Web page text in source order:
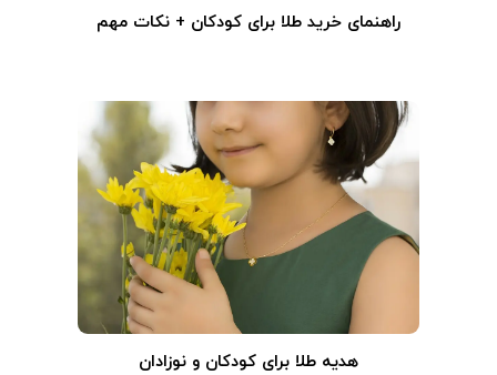
راهنمای خرید طلا برای کودکان + نکات مهم
هدیه طلا برای کودکان و نوزادان